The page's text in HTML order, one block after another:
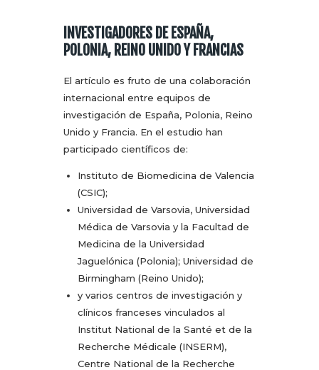
INVESTIGADORES DE ESPAÑA,
POLONIA, REINO UNIDO Y FRANCIAS
El artículo es fruto de una colaboración
internacional entre equipos de
investigación de España, Polonia, Reino
Unido y Francia. En el estudio han
participado científicos de:
Instituto de Biomedicina de Valencia
(CSIC);
Universidad de Varsovia, Universidad
Médica de Varsovia y la Facultad de
Medicina de la Universidad
Jaguelónica (Polonia); Universidad de
Birmingham (Reino Unido);
y varios centros de investigación y
clínicos franceses vinculados al
Institut National de la Santé et de la
Recherche Médicale (INSERM),
Centre National de la Recherche